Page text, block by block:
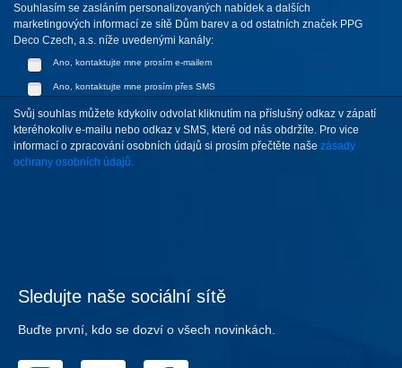
Souhlasím se zasláním personalizovaných nabídek a dalších
marketingových informací ze sítě Dům barev a od ostatních značek PPG
Deco Czech, a.s. níže uvedenými kanály:
Ano, kontaktujte mne prosím e-mailem
Ano, kontaktujte mne prosím přes SMS
Svůj souhlas můžete kdykoliv odvolat kliknutím na příslušný odkaz v zápatí
kteréhokoliv e-mailu nebo odkaz v SMS, které od nás obdržíte. Pro vice
informací o zpracování osobních údajů si prosím přečtěte naše zásady
ochrany osobních údajů.
Sledujte naše sociální sítě
Buďte první, kdo se dozví o všech novinkách.